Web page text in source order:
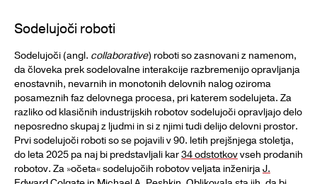
Sodelujoči roboti
Sodelujoči (angl. collaborative) roboti so zasnovani z namenom,
da človeka prek sodelovalne interakcije razbremenijo opravljanja
enostavnih, nevarnih in monotonih delovnih nalog oziroma
posameznih faz delovnega procesa, pri katerem sodelujeta. Za
razliko od klasičnih industrijskih robotov sodelujoči opravljajo delo
neposredno skupaj z ljudmi in si z njimi tudi delijo delovni prostor.
Prvi sodelujoči roboti so se pojavili v 90. letih prejšnjega stoletja,
do leta 2025 pa naj bi predstavljali kar34 odstotkovvseh prodanih
robotov. Za »očeta« sodelujočih robotov veljata inženirjaJ.